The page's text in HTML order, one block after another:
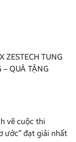
ZESTECH TUNG
QUÀ TẶNG
vẽ cuộc thi
ước” đạt giải nhất